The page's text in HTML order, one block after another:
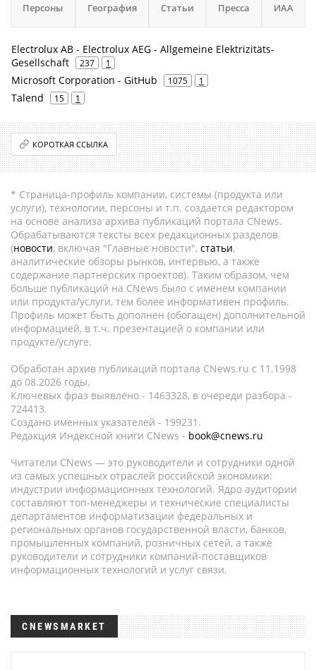
Персоны География Статьи Пресса ИАА
Electrolux AB - Electrolux AEG - Allgemeine Elektrizitäts-
Gesellschaft
237 1
Microsoft Corporation - GitHub 1075 1
Talend 15 1
КОРОТКАЯ ССЫЛКА
* Страница-профиль компании, системы (продукта или
услуги), технологии, персоны и т.п. создается редактором
на основе анализа архива публикаций портала CNews.
Обрабатываются тексты всех редакционных разделов
(новости, включая "Главные новости", статьи,
аналитические обзоры рынков, интервью, а также
содержание партнёрских проектов). Таким образом, чем
больше публикаций на CNews было с именем компании
или продукта/услуги, тем более информативен профиль.
Профиль может быть дополнен (обогащен) дополнительной
информацией, в т.ч. презентацией о компании или
продукте/услуге.
Обработан архив публикаций портала CNews.ru c 11.1998
до 08.2026 годы.
Ключевых фраз выявлено - 1463328, в очереди разбора -
724413.
Создано именных указателей - 199231.
Редакция Индексной книги CNews - book@cnews.ru
Читатели CNews — это руководители и сотрудники одной
из самых успешных отраслей российской экономики:
индустрии информационных технологий. Ядро аудитории
составляют топ-менеджеры и технические специалисты
департаментов информатизации федеральных и
региональных органов государственной власти, банков,
промышленных компаний, розничных сетей, а также
руководители и сотрудники компаний-поставщиков
информационных технологий и услуг связи.
CNEWSMARKET